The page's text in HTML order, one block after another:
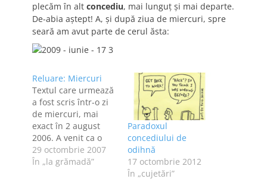
plecăm în alt concediu, mai lunguţ şi mai departe.
De-abia aştept! A, şi după ziua de miercuri, spre
seară am avut parte de cerul ăsta:
Reluare: Miercuri
Textul care urmează
a fost scris într-o zi
de miercuri, mai
exact în 2 august
2006. A venit ca o
reacţie la un
editorial din presa
29 octombrie 2007
În „la grămadă”
Paradoxul
concediului de
odihnă
17 octombrie 2012
În „cujetări”